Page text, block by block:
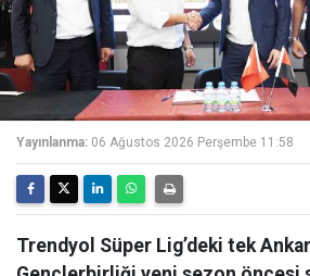
Yayınlanma: 06 Ağustos 2026 Perşembe 11:58
Trendyol Süper Lig’deki tek